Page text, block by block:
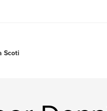
Scoti